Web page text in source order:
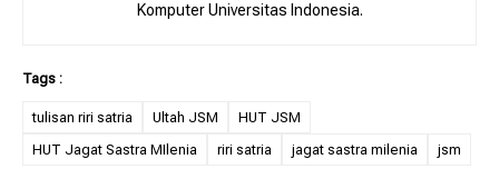
Komputer Universitas Indonesia.
tulisan riri satria Ultah JSM
HUT JSM
HUT Jagat Sastra MIlenia
riri satria jagat sastra milenia jsm